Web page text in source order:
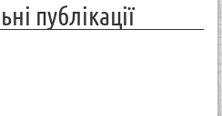
публікації